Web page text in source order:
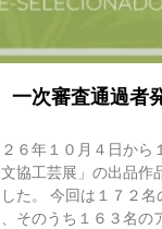
次審査通過者
６年１０月４日から
協工芸展」の出品作
た。 今回は１７２名
そのうち１６３名の